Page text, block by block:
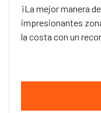
¡La mejor manera
impresionantes
la costa con un